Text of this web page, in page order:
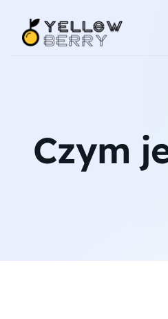
Czym